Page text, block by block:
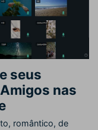
seus
nas
romântico, de